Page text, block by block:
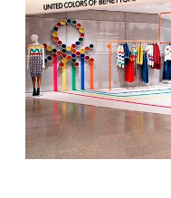
Política de Privacidad.